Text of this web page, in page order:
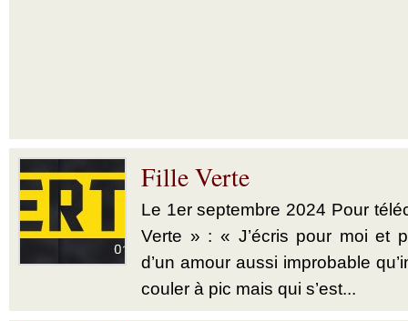
Fille Verte
Le 1er septembre 2024 Pour
Verte » : « J’écris pour moi et
d’un amour aussi improbable
couler à pic mais qui s’est...